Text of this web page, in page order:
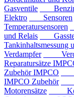
Gasventile
Elektro
Sensoren
Temperatursensoren
und Relais
Tankinhaltsmessung
Verdampfer
Reparatursätze
Zubehör IMPCO
IMPCO Zubehör
Motorensätze